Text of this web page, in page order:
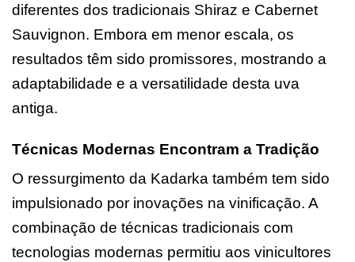
diferentes dos tradicionais Shiraz e Cabernet
Sauvignon. Embora em menor escala, os
resultados têm sido promissores, mostrando a
adaptabilidade e a versatilidade desta uva
antiga.
Técnicas Modernas Encontram a Tradição
O ressurgimento da Kadarka também tem sido
impulsionado por inovações na vinificação. A
combinação de técnicas tradicionais com
tecnologias modernas permitiu aos vinicultores